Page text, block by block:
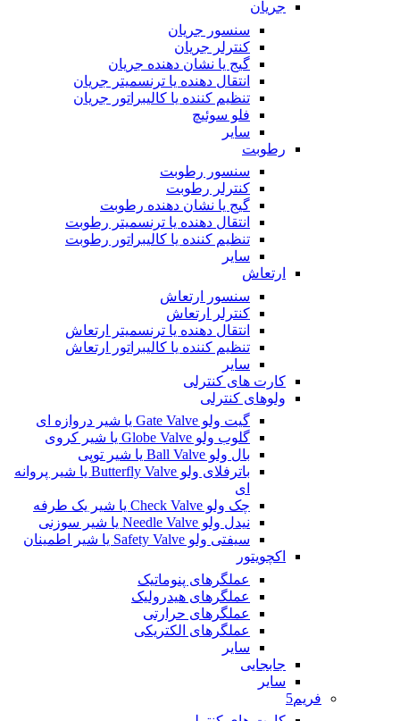
جریان
سنسور جریان
کنترلر جریان
گیج یا نشان دهنده جریان
انتقال دهنده یا ترنسمیتر جریان
تنظیم کننده یا کالیبراتور جریان
فلو سوئیچ
سایر
رطوبت
سنسور رطوبت
کنترلر رطوبت
گیج یا نشان دهنده رطوبت
انتقال دهنده یا ترنسمیتر رطوبت
تنظیم کننده یا کالیبراتور رطوبت
سایر
ارتعاش
سنسور ارتعاش
کنترلر ارتعاش
انتقال دهنده یا ترنسمیتر ارتعاش
تنظیم کننده یا کالیبراتور ارتعاش
سایر
کارت های کنترلی
ولوهای کنترلی
گیت ولو Gate Valve یا شیر دروازه ای
گلوب ولو Globe Valve یا شیر کروی
بال ولو Ball Valve یا شیر توپی
باترفلای ولو Butterfly Valve یا شیر پروانه
ای
چک ولو Check Valve یا شیر یک طرفه
نیدل ولو Needle Valve یا شیر سوزنی
سیفتی ولو Safety Valve یا شیر اطمینان
اکچویتور
عملگرهای پنوماتیک
عملگرهای هیدرولیک
عملگرهای حرارتی
عملگرهای الکتریکی
سایر
جابجایی
سایر
فریم5